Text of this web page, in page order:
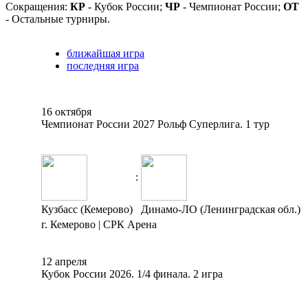
Сокращения: КР - Кубок России; ЧР - Чемпионат России; ОТ
- Остальные турниры.
ближайшая игра
последняя игра
16 октября
Чемпионат России 2027 Рольф Суперлига. 1 тур
:
Кузбасс (Кемерово)
Динамо-ЛО (Ленинградская обл.)
г. Кемерово | СРК Арена
12 апреля
Кубок России 2026. 1/4 финала. 2 игра